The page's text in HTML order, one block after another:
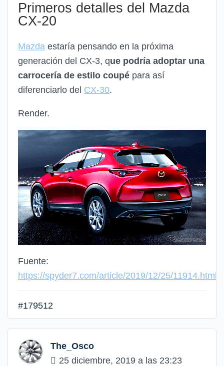
Primeros detalles del Mazda
CX-20
Mazda estaría pensando en la próxima
generación del CX-3, que podría adoptar una
carrocería de estilo coupé para así
diferenciarlo del CX-30.
Render.
Fuente:
https://spyder7.com/article/2019/12/25/11914.html
#179512
The_Osco
25 diciembre, 2019 a las 23:23